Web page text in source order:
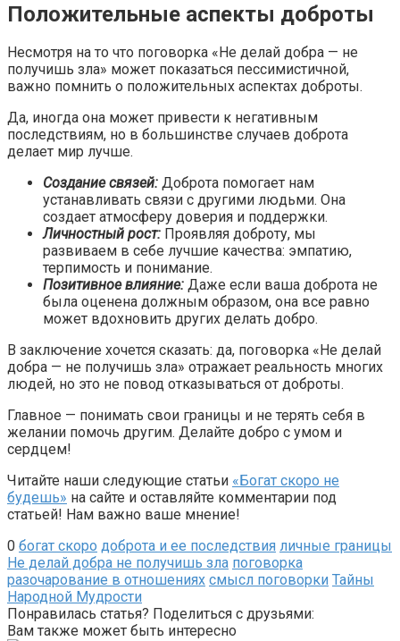
Положительные аспекты доброты
Несмотря на то что поговорка «Не делай добра — не
получишь зла» может показаться пессимистичной,
важно помнить о положительных аспектах доброты.
Да, иногда она может привести к негативным
последствиям, но в большинстве случаев доброта
делает мир лучше.
Создание связей: Доброта помогает нам
устанавливать связи с другими людьми. Она
создает атмосферу доверия и поддержки.
Личностный рост: Проявляя доброту, мы
развиваем в себе лучшие качества: эмпатию,
терпимость и понимание.
Позитивное влияние: Даже если ваша доброта не
была оценена должным образом, она все равно
может вдохновить других делать добро.
В заключение хочется сказать: да, поговорка «Не делай
добра — не получишь зла» отражает реальность многих
людей, но это не повод отказываться от доброты.
Главное — понимать свои границы и не терять себя в
желании помочь другим. Делайте добро с умом и
сердцем!
Читайте наши следующие статьи «Богат скоро не
будешь» на сайте и оставляйте комментарии под
статьей! Нам важно ваше мнение!
0 богат скоро доброта и ее последствия личные границы
Не делай добра не получишь зла поговорка
разочарование в отношениях смысл поговорки Тайны
Народной Мудрости
Понравилась статья? Поделиться с друзьями:
Вам также может быть интересно